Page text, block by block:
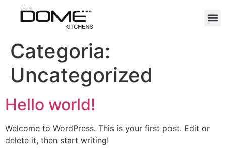
Categoria:
Uncategorized
Hello world!
Welcome to WordPress. This is your first post. Edit or
delete it, then start writing!